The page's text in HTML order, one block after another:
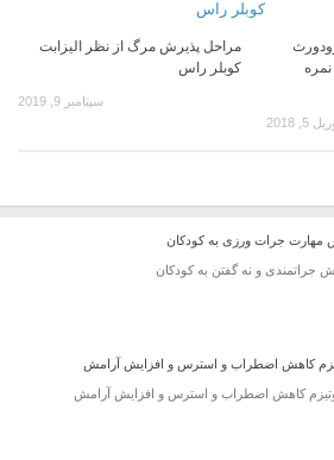
مراحل پذیرش مرگ از نظر الیزابت
کوبلر راس
سپتامبر 9, 2019
5, 2018
کاهش اضطراب و استرس و افزایش آرامش
مهارت جرات ورزی به کودکان